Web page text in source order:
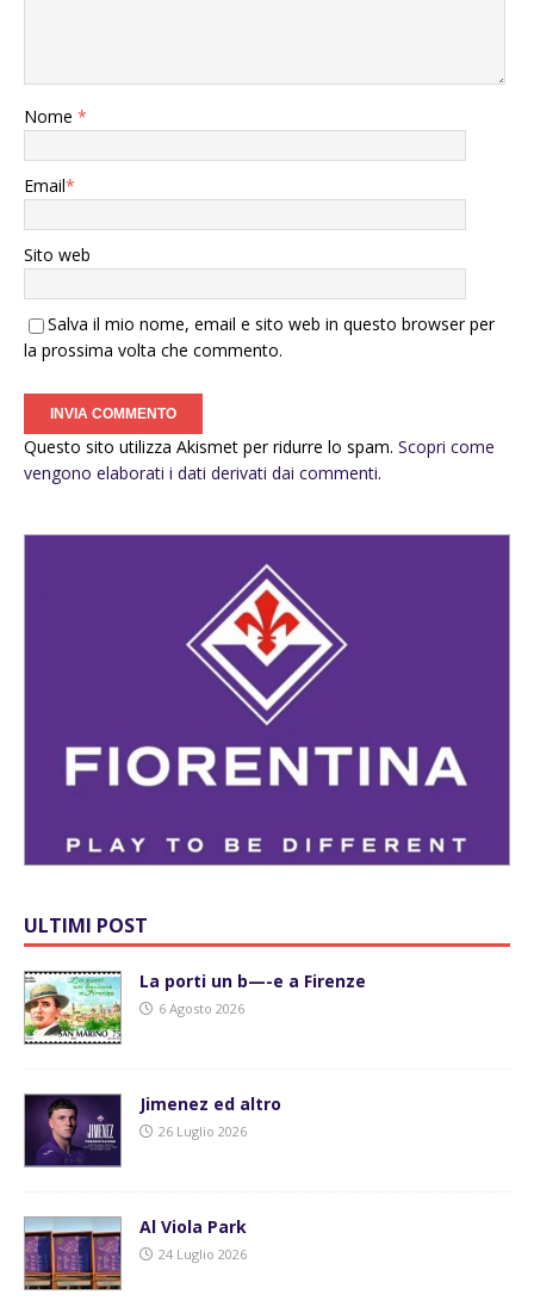
Nome *
Email*
Sito web
Salva il mio nome, email e sito web in questo browser per
la prossima volta che commento.
Questo sito utilizza Akismet per ridurre lo spam. Scopri come
vengono elaborati i dati derivati dai commenti.
ULTIMI POST
La porti un b—-e a Firenze
6 Agosto 2026
Jimenez ed altro
26 Luglio 2026
Al Viola Park
24 Luglio 2026